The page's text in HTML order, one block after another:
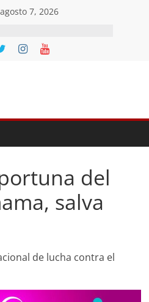
7, 2026
del
salva
de lucha contra el